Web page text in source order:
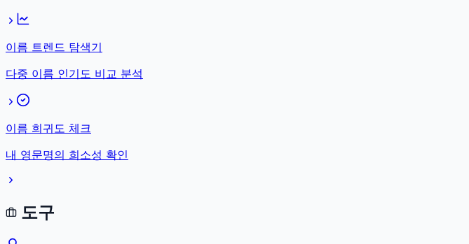
이름 트렌드 탐색기
다중 이름 인기도 비교 분석
이름 희귀도 체크
내 영문명의 희소성 확인
도구